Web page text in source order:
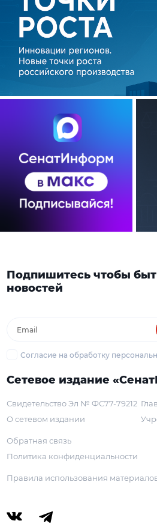
Подпишитесь чтобы
новостей
Согласие на обработку
Сетевое издание
Свидетельство Эл № ФС77-79212
О сетевом издании
Обратная связь
Политика конфиденциальности
Правила использования